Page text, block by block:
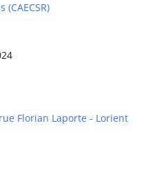
Florian Laporte - Lorient